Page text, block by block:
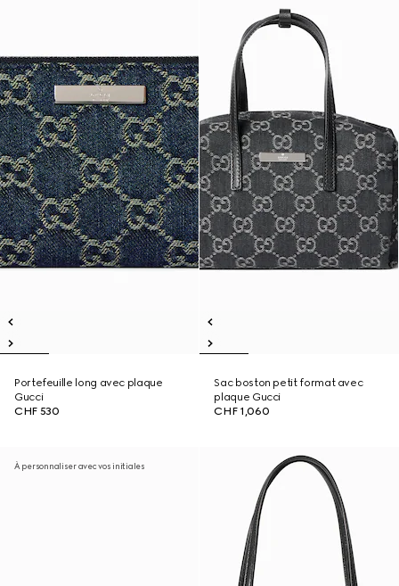
Portefeuille long avec plaque
Gucci
CHF 530
Sac boston petit format avec
plaque Gucci
CHF 1,060
À personnaliser avec vos initiales